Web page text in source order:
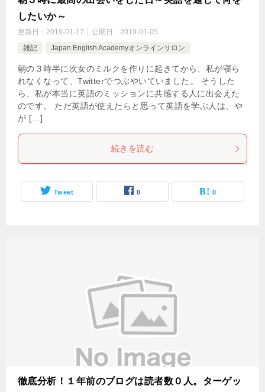
したいか～
更新日： 2019-01-17 公開日： 2019-01-05
雑記
Japan English Academyオンラインサロン
朝の３時半に次女のミルクを作りに起きてから、私が寝ら
れなくなって、Twitterでつぶやいていました。 そうした
ら、私が本当に英語のミッションに共感する人に出会えた
のです。 ただ英語が使えたらと思って英語を学ぶ人は、や
が […]
続きを読む
Tweet 0 0
徹底分析！１年前のブログは読者数０人。ターゲッ